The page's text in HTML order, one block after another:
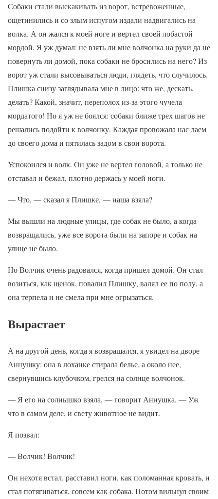
Собаки стали выскакивать из ворот, встревоженные,
ощетинились и со злым испугом издали надвигались на
волка. А он жался к моей ноге и вертел своей лобастой
мордой. Я уж думал: не взять ли мне волчонка на руки да не
повернуть ли домой, пока собаки не бросились на него? Из
ворот уж стали высовываться люди, глядеть, что случилось.
Плишка снизу заглядывала мне в лицо: что же, дескать,
делать? Какой, значит, переполох из-за этого чучела
мордатого! Но я уж не боялся: собаки ближе трех шагов не
решались подойти к волчонку. Каждая провожала нас лаем
до своего дома и пятилась задом в свои ворота.
Успокоился и волк. Он уже не вертел головой, а только не
отставал и бежал, плотно держась у моей ноги.
— Что, — сказал я Плишке, — наша взяла?
Мы вышли на людные улицы, где собак не было, а когда
возвращались, уже все ворота были на запоре и собак на
улице не было.
Но Волчик очень радовался, когда пришел домой. Он стал
возиться, как щенок, повалил Плишку, валял ее по полу, а
она терпела и не смела при мне огрызаться.
Вырастает
А на другой день, когда я возвращался, я увидел на дворе
Аннушку: она в лоханке стирала белье, а около нее,
свернувшись клубочком, грелся на солнце волчонок.
— Я его на солнышко взяла, — говорит Аннушка. — Уж
что в самом деле, и свету животное не видит.
Я позвал:
— Волчик! Волчик!
Он нехотя встал, расставил ноги, как поломанная кровать, и
стал потягиваться, совсем как собака. Потом вильнул своим